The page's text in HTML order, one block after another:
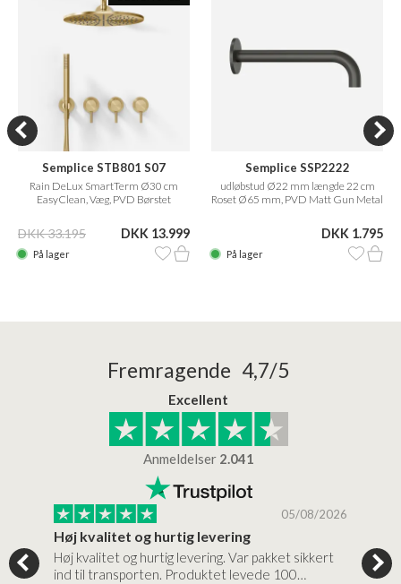
Semplice STB801 S07
Rain DeLux SmartTerm Ø30 cm
EasyClean, Væg, PVD Børstet
DKK 33.195 DKK 13.999
På lager
Semplice SSP2222
udløbstud Ø22 mm længde 22 cm
Roset Ø65 mm, PVD Matt Gun Metal
DKK 1.795
På lager
Fremragende 4,7/5
Excellent
Anmeldelser 2.041
05/08/2026
Høj kvalitet og hurtig levering
Høj kvalitet og hurtig levering. Var pakket sikkert
ind til transporten. Produktet levede 100…